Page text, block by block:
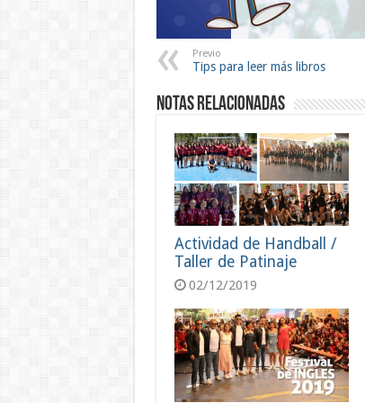
Previo
Tips para leer más libros
Notas Relacionadas
Actividad de Handball /
Taller de Patinaje
02/12/2019